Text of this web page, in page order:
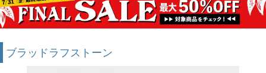
ブラッドラフストーン